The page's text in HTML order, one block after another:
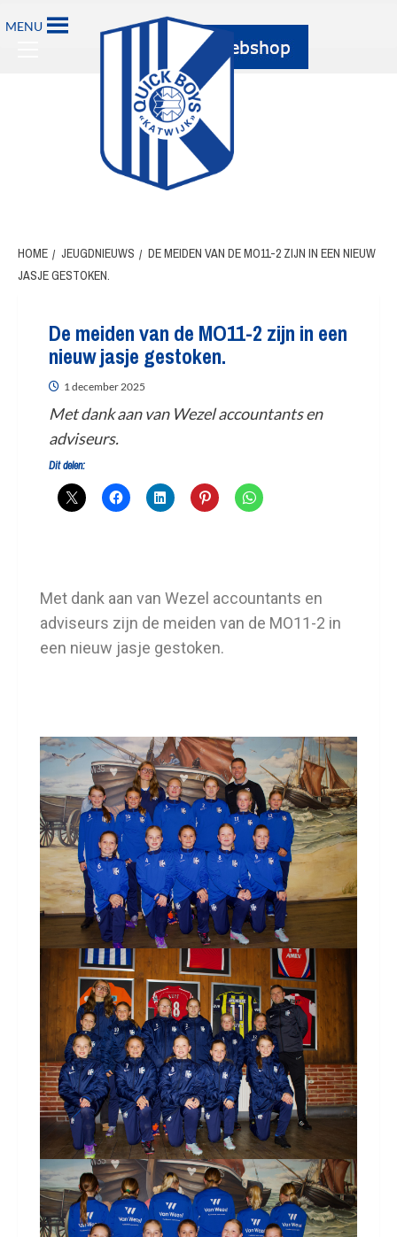
MENU
HOME JEUGDNIEUWS
DE MEIDEN VAN DE MO11-2 ZIJN IN EEN NIEUW
JASJE GESTOKEN.
De meiden van de MO11-2 zijn in een
nieuw jasje gestoken.
1 december 2025
Met dank aan van Wezel accountants en
adviseurs.
Dit delen:
Met dank aan van Wezel accountants en
adviseurs zijn de meiden van de MO11-2 in
een nieuw jasje gestoken.